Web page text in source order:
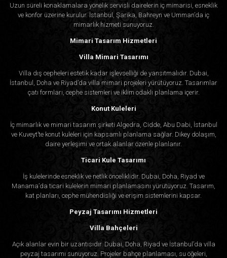
Uzun süreli konaklamalara yönelik servisli dairelerin iç mimarisi, esneklik
ve konfor üzerine kurulur. İstanbul, Şarika, Bahreyn ve Umman’da iç
mimarlık hizmeti sunuyoruz.
Mimari Tasarım Hizmetleri
Villa Mimari Tasarımı
Villa dış cepheleri estetik kadar işlevselliği de yansıtmalıdır. Dubai,
İstanbul, Doha ve Riyad’da villa mimari projeleri yürütüyoruz. Tasarımlar
çatı formları, cephe sistemleri ve iklim odaklı planlama içerir.
Konut Kuleleri
İç mimarlık ve mimari tasarım şirketi Algedra, Cidde, Abu Dabi, İstanbul
ve Kuveyt’te konut kuleleri için kapsamlı planlama sağlar. Dikey dolaşım,
daire yerleşimi ve ortak alanlar özenle planlanır.
Ticari Kule Tasarımı
İş kulelerinde esneklik ve netlik önceliklidir. Dubai, Doha, Riyad ve
Manama’da ticari kulelerin mimari planlamasını yürütüyoruz. Tasarım,
kat planları, cephe mühendisliği ve erişim sistemlerini kapsar.
Peyzaj Tasarımı Hizmetleri
Villa Bahçeleri
Açık alanlar evin bir uzantısıdır. Dubai, Doha, Riyad ve İstanbul’da villa
peyzaj tasarımı sunuyoruz. Projeler bahçe planlaması, su öğeleri,